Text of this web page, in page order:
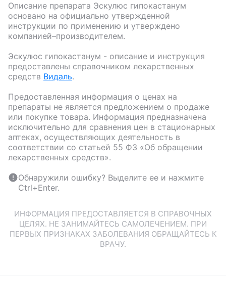
Описание препарата Эскулюс гипокастанум
основано на официально утвержденной
инструкции по применению и утверждено
компанией–производителем.
Эскулюс гипокастанум - описание и инструкция
предоставлены справочником лекарственных
средств Видаль.
Предоставленная информация о ценах на
препараты не является предложением о продаже
или покупке товара. Информация предназначена
исключительно для сравнения цен в стационарных
аптеках, осуществляющих деятельность в
соответствии со статьей 55 ФЗ «Об обращении
лекарственных средств».
Обнаружили ошибку? Выделите ее и нажмите
Ctrl+Enter.
ИНФОРМАЦИЯ ПРЕДОСТАВЛЯЕТСЯ В СПРАВОЧНЫХ
ЦЕЛЯХ. НЕ ЗАНИМАЙТЕСЬ САМОЛЕЧЕНИЕМ. ПРИ
ПЕРВЫХ ПРИЗНАКАХ ЗАБОЛЕВАНИЯ ОБРАЩАЙТЕСЬ К
ВРАЧУ.